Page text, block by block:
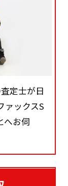
定士が日
ァックスS
へお伺